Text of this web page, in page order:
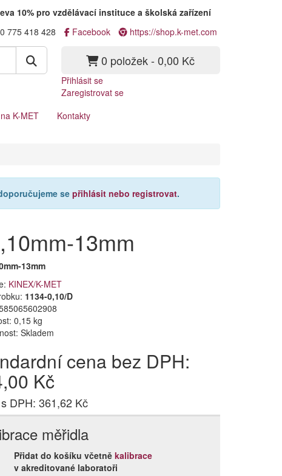
10% pro vzdělávací instituce a školská zařízení
775 418 428 Facebook https://shop.k-met.com
0 položek - 0,00 Kč
Přihlásit se
Zaregistrovat se
K-MET Kontakty
se přihlásit nebo registrovat.
13mm
13mm
KINEX/K-MET
1134-0,10/D
0,15 kg
Skladem
cena bez DPH:
Kč
DPH: 361,62 Kč
měřidla
Přidat do košíku včetně kalibrace
v akreditované laboratoři